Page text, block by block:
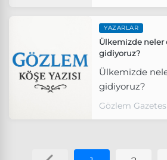
YAZARLAR
Ülkemizde neler
gidiyoruz?
Ülkemizde
gidiyoruz?
Gözlem